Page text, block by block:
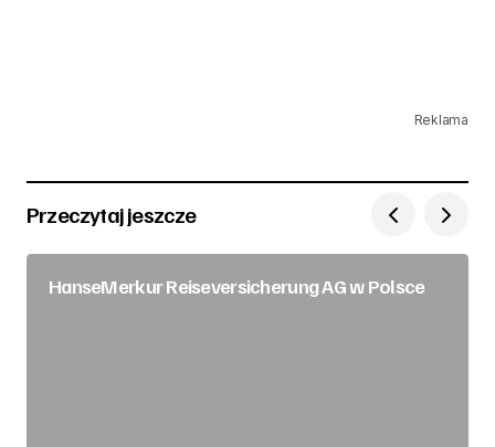
Reklama
Przeczytaj jeszcze
HanseMerkur Reiseversicherung AG w Polsce